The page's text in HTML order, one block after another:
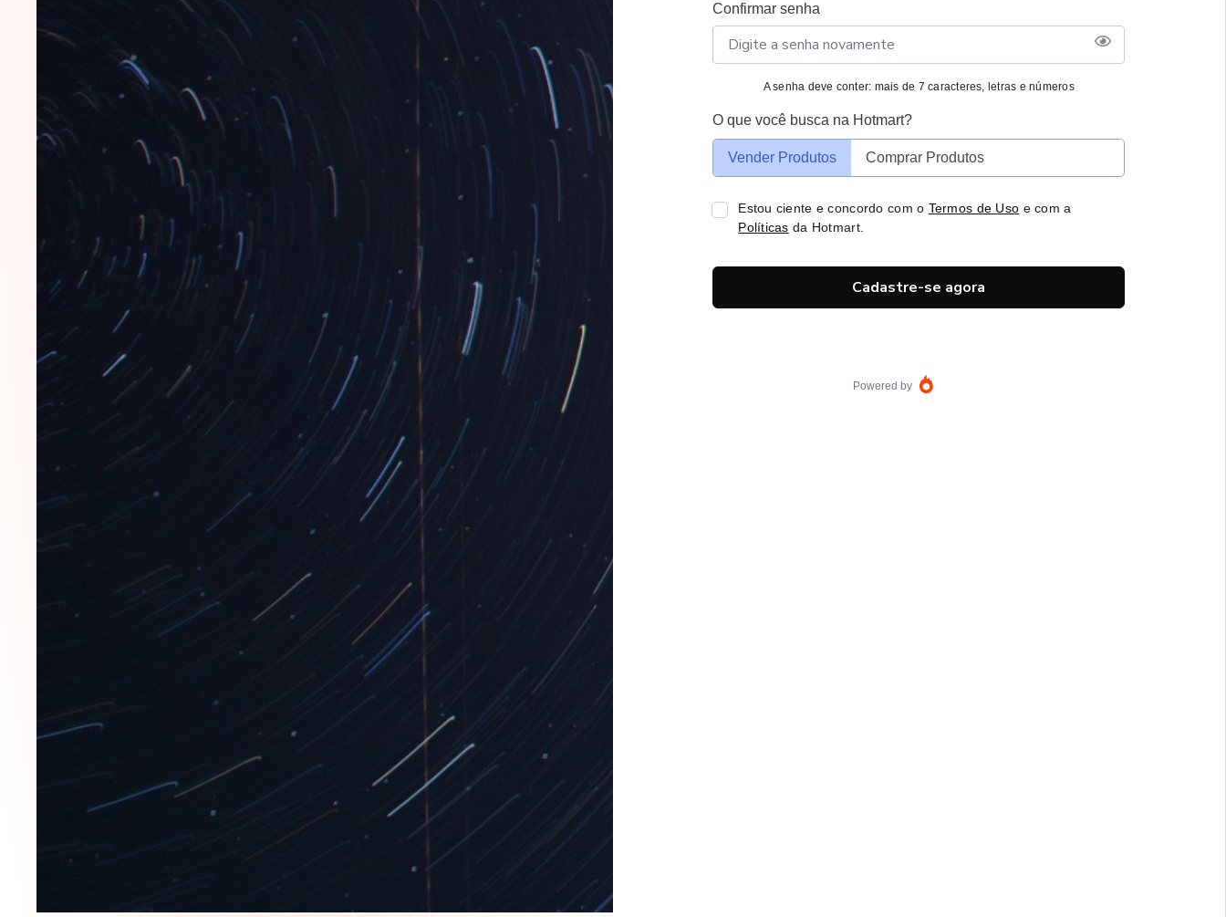
Confirmar senha
A senha deve conter: mais de 7 caracteres, letras e números
O que você busca na Hotmart?
Vender Produtos Comprar Produtos
Estou ciente e concordo com o Termos de Uso e com a
Políticas da Hotmart.
Cadastre-se agora
Powered by